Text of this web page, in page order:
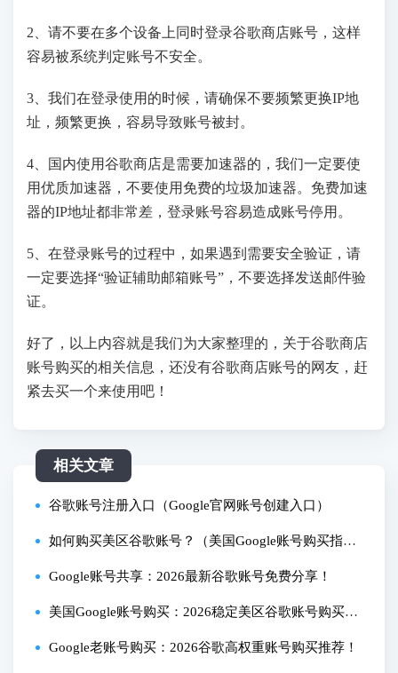
2、请不要在多个设备上同时登录谷歌商店账号，这样
容易被系统判定账号不安全。
3、我们在登录使用的时候，请确保不要频繁更换IP地
址，频繁更换，容易导致账号被封。
4、国内使用谷歌商店是需要加速器的，我们一定要使
用优质加速器，不要使用免费的垃圾加速器。免费加速
器的IP地址都非常差，登录账号容易造成账号停用。
5、在登录账号的过程中，如果遇到需要安全验证，请
一定要选择“验证辅助邮箱账号”，不要选择发送邮件验
证。
好了，以上内容就是我们为大家整理的，关于谷歌商店
账号购买的相关信息，还没有谷歌商店账号的网友，赶
紧去买一个来使用吧！
相关文章
谷歌账号注册入口（Google官网账号创建入口）
如何购买美区谷歌账号？（美国Google账号购买指
南）
Google账号共享：2026最新谷歌账号免费分享！
美国Google账号购买：2026稳定美区谷歌账号购买推
荐！
Google老账号购买：2026谷歌高权重账号购买推荐！